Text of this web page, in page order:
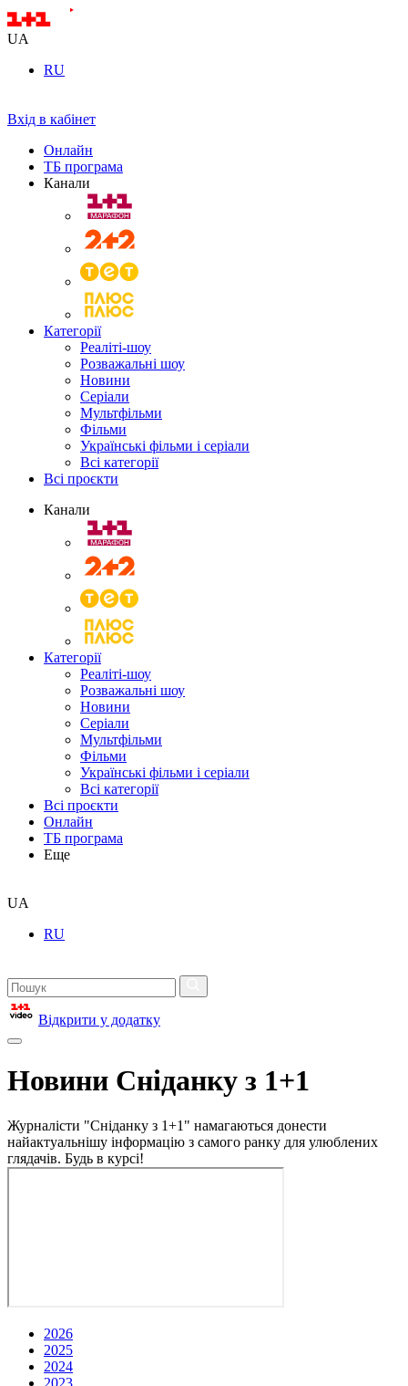
UA
RU
Вхід в кабінет
Онлайн
ТБ програма
Канали
Категорії
Реаліті-шоу
Розважальні шоу
Новини
Серіали
Мультфільми
Фільми
Українські фільми і серіали
Всі категорії
Всі проєкти
Канали
Категорії
Реаліті-шоу
Розважальні шоу
Новини
Серіали
Мультфільми
Фільми
Українські фільми і серіали
Всі категорії
Всі проєкти
Онлайн
ТБ програма
Еще
UA
RU
Відкрити у додатку
Новини Сніданку з 1+1
Журналісти "Сніданку з 1+1" намагаються донести
найактуальнішу інформацію з самого ранку для улюблених
глядачів. Будь в курсі!
2026
2025
2024
2023